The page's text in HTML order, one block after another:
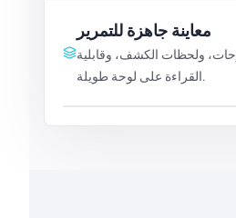
معاينة جاهزة للتمرير
ولحظات الكشف، وقابلية
القراءة على لوحة طويلة.